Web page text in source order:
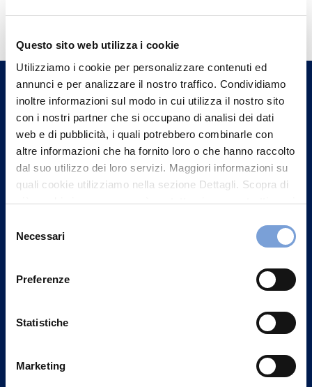
Questo sito web utilizza i cookie
Utilizziamo i cookie per personalizzare contenuti ed
annunci e per analizzare il nostro traffico. Condividiamo
inoltre informazioni sul modo in cui utilizza il nostro sito
con i nostri partner che si occupano di analisi dei dati
web e di pubblicità, i quali potrebbero combinarle con
altre informazioni che ha fornito loro o che hanno raccolto
dal suo utilizzo dei loro servizi. Maggiori informazioni su
quali cookie utilizziamo nella sezione Dettagli. Scopra di
più su chi siamo, come può contattarci e come trattiamo i
può trovare nel footer del sito nella sezione "Informativa
delNecessari
Preferenze
Statistiche
Marketing
Trova l'Agenzia più vicina a te e parla con
un nostro Agente.
Contattaci
Vittoria Assicurazioni S.p.A.
Part. IVA 01329510158